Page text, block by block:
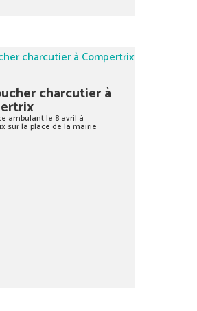
charcutier à
ambulant le 8 avril à
sur la place de la mairie